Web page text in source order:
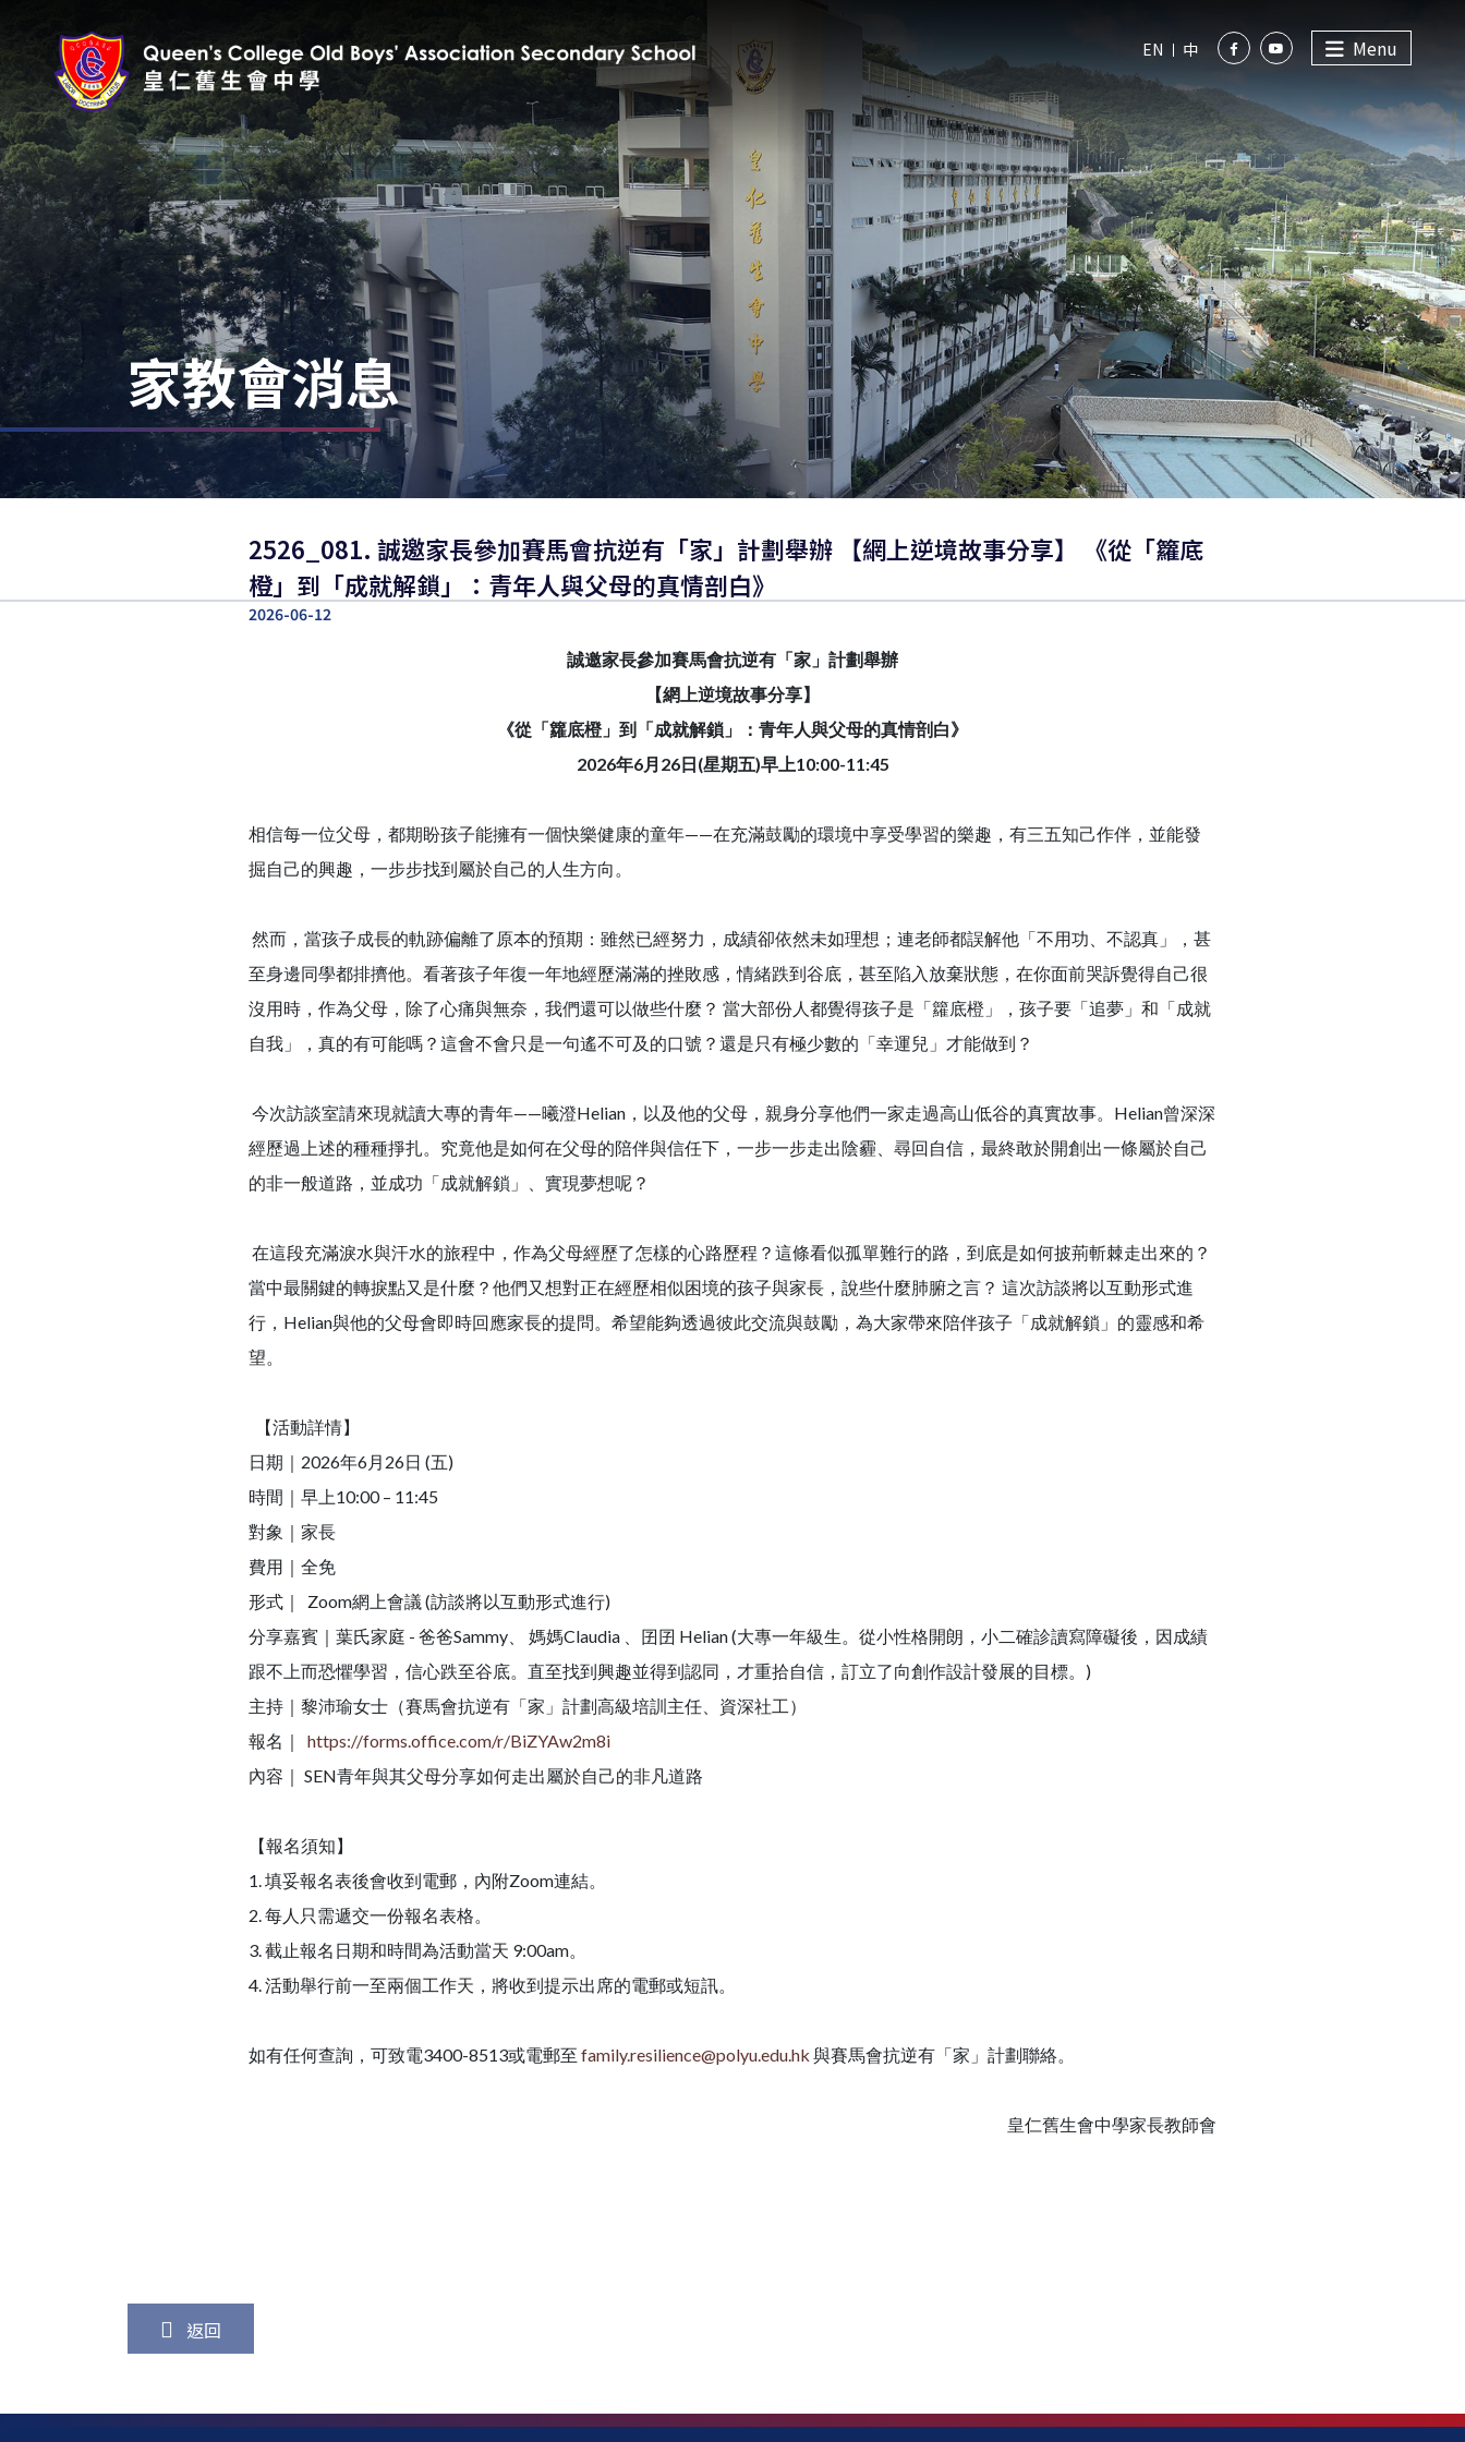
EN 中 Menu
家教會消息
2526_081. 誠邀家長參加賽馬會抗逆有「家」計劃舉辦 【網上逆境故事分享】 《從「籮底
橙」到「成就解鎖」：青年人與父母的真情剖白》
2026-06-12
誠邀家長參加賽馬會抗逆有「家」計劃舉辦
【網上逆境故事分享】
《從「籮底橙」到「成就解鎖」：青年人與父母的真情剖白》
2026年6月26日(星期五)早上10:00-11:45
相信每一位父母，都期盼孩子能擁有一個快樂健康的童年——在充滿鼓勵的環境中享受學習的樂趣，有三五知己作伴，並能發
掘自己的興趣，一步步找到屬於自己的人生方向。
然而，當孩子成長的軌跡偏離了原本的預期：雖然已經努力，成績卻依然未如理想；連老師都誤解他「不用功、不認真」，甚
至身邊同學都排擠他。看著孩子年復一年地經歷滿滿的挫敗感，情緒跌到谷底，甚至陷入放棄狀態，在你面前哭訴覺得自己很
沒用時，作為父母，除了心痛與無奈，我們還可以做些什麼？ 當大部份人都覺得孩子是「籮底橙」，孩子要「追夢」和「成就
自我」，真的有可能嗎？這會不會只是一句遙不可及的口號？還是只有極少數的「幸運兒」才能做到？
今次訪談室請來現就讀大專的青年——曦澄Helian，以及他的父母，親身分享他們一家走過高山低谷的真實故事。Helian曾深深
經歷過上述的種種掙扎。究竟他是如何在父母的陪伴與信任下，一步一步走出陰霾、尋回自信，最終敢於開創出一條屬於自己
的非一般道路，並成功「成就解鎖」、實現夢想呢？
在這段充滿淚水與汗水的旅程中，作為父母經歷了怎樣的心路歷程？這條看似孤單難行的路，到底是如何披荊斬棘走出來的？
當中最關鍵的轉捩點又是什麼？他們又想對正在經歷相似困境的孩子與家長，說些什麼肺腑之言？ 這次訪談將以互動形式進
行，Helian與他的父母會即時回應家長的提問。希望能夠透過彼此交流與鼓勵，為大家帶來陪伴孩子「成就解鎖」的靈感和希
望。
【活動詳情】
日期｜2026年6月26日 (五)
時間｜早上10:00 – 11:45
對象｜家長
費用｜全免
形式｜ Zoom網上會議 (訪談將以互動形式進行)
分享嘉賓｜葉氏家庭 - 爸爸Sammy、 媽媽Claudia 、囝囝 Helian (大專一年級生。從小性格開朗，小二確診讀寫障礙後，因成績
跟不上而恐懼學習，信心跌至谷底。直至找到興趣並得到認同，才重拾自信，訂立了向創作設計發展的目標。)
主持｜黎沛瑜女士（賽馬會抗逆有「家」計劃高級培訓主任、資深社工）
報名｜ https://forms.office.com/r/BiZYAw2m8i
內容｜ SEN青年與其父母分享如何走出屬於自己的非凡道路
【報名須知】
1. 填妥報名表後會收到電郵，內附Zoom連結。
2. 每人只需遞交一份報名表格。
3. 截止報名日期和時間為活動當天 9:00am。
4. 活動舉行前一至兩個工作天，將收到提示出席的電郵或短訊。
如有任何查詢，可致電3400-8513或電郵至 family.resilience@polyu.edu.hk 與賽馬會抗逆有「家」計劃聯絡。
皇仁舊生會中學家長教師會
返回